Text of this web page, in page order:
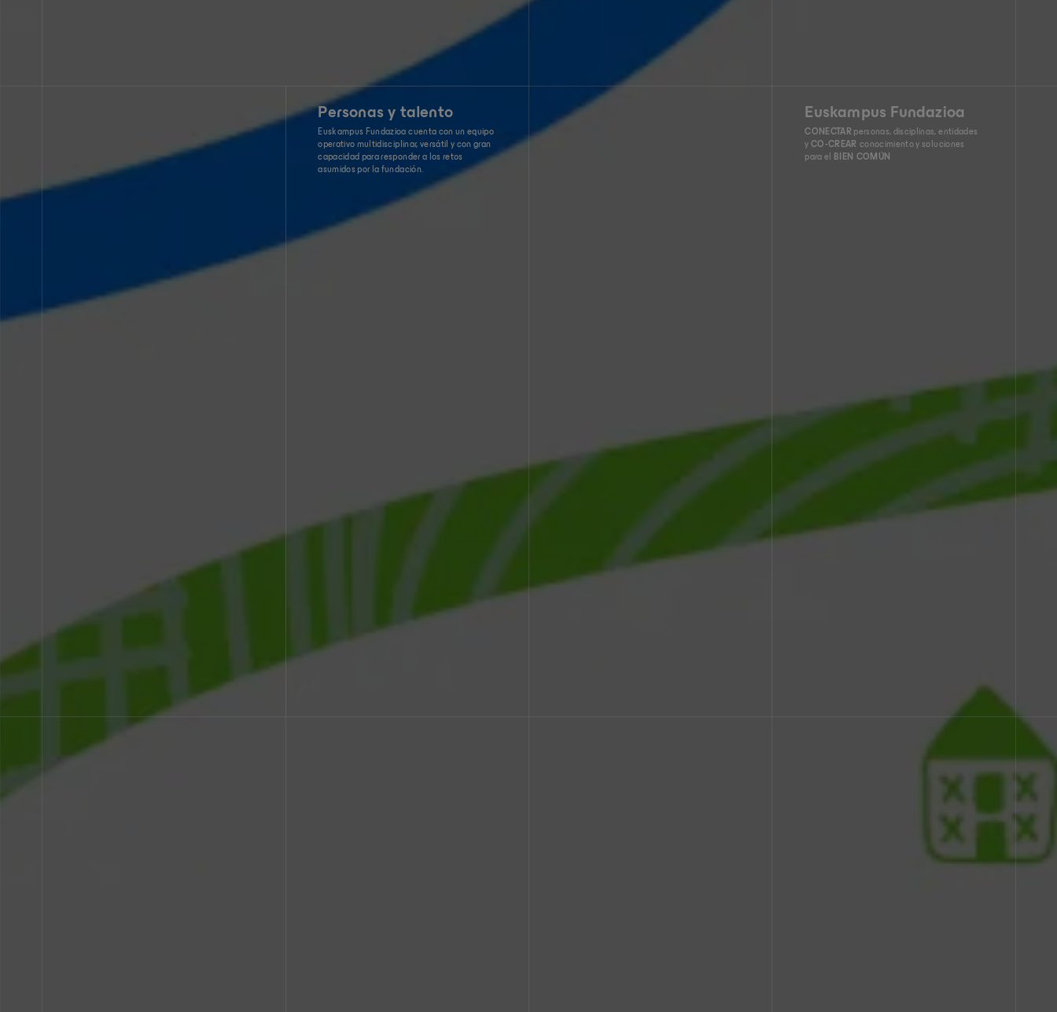
Personas y talento
Euskampus Fundazioa cuenta con un equipo
operativo multidisciplinar, versátil y con gran
capacidad para responder a los retos
asumidos por la fundación.
Euskampus Fundazioa
CONECTAR personas, disciplinas, entidades
yCO-CREARconocimiento y soluciones
para el
BIEN COMÚN